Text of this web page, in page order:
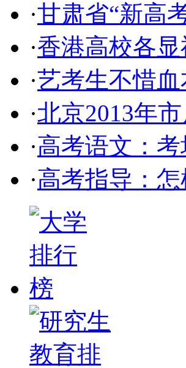
·甘肃省“新高
·香港高校各
·艺考生不惜
·北京2013年
·高考语文：
·高考指导：